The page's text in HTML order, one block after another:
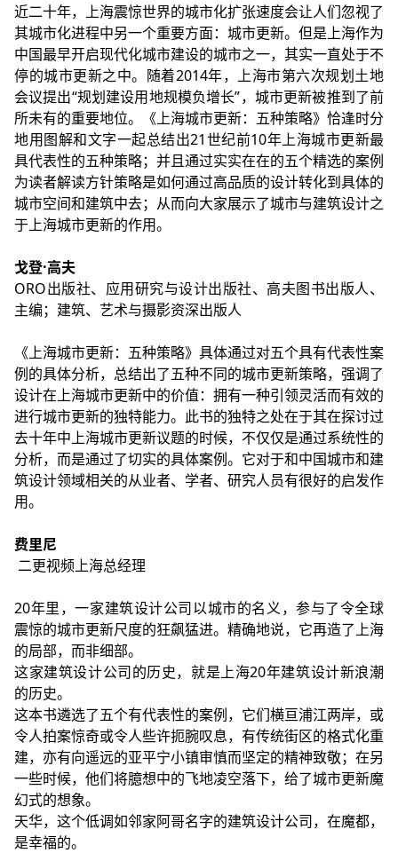
近二十年，上海震惊世界的城市化扩张速度会让人们忽视了
其城市化进程中另一个重要方面：城市更新。但是上海作为
中国最早开启现代化城市建设的城市之一，其实一直处于不
停的城市更新之中。随着2014年，上海市第六次规划土地
会议提出“规划建设用地规模负增长”，城市更新被推到了前
所未有的重要地位。《上海城市更新：五种策略》恰逢时分
地用图解和文字一起总结出21世纪前10年上海城市更新最
具代表性的五种策略；并且通过实实在在的五个精选的案例
为读者解读方针策略是如何通过高品质的设计转化到具体的
城市空间和建筑中去；从而向大家展示了城市与建筑设计之
于上海城市更新的作用。
戈登·高夫
ORO出版社、应用研究与设计出版社、高夫图书出版人、
主编；建筑、艺术与摄影资深出版人
《上海城市更新：五种策略》具体通过对五个具有代表性案
例的具体分析，总结出了五种不同的城市更新策略，强调了
设计在上海城市更新中的价值：拥有一种引领灵活而有效的
进行城市更新的独特能力。此书的独特之处在于其在探讨过
去十年中上海城市更新议题的时候，不仅仅是通过系统性的
分析，而是通过了切实的具体案例。它对于和中国城市和建
筑设计领域相关的从业者、学者、研究人员有很好的启发作
用。
费里尼
二更视频上海总经理
20年里，一家建筑设计公司以城市的名义，参与了令全球
震惊的城市更新尺度的狂飙猛进。精确地说，它再造了上海
的局部，而非细部。
这家建筑设计公司的历史，就是上海20年建筑设计新浪潮
的历史。
这本书遴选了五个有代表性的案例，它们横亘浦江两岸，或
令人拍案惊奇或令人些许扼腕叹息，有传统街区的格式化重
建，亦有向遥远的亚平宁小镇审慎而坚定的精神致敬；在另
一些时候，他们将臆想中的飞地凌空落下，给了城市更新魔
幻式的想象。
天华，这个低调如邻家阿哥名字的建筑设计公司，在魔都，
是幸福的。